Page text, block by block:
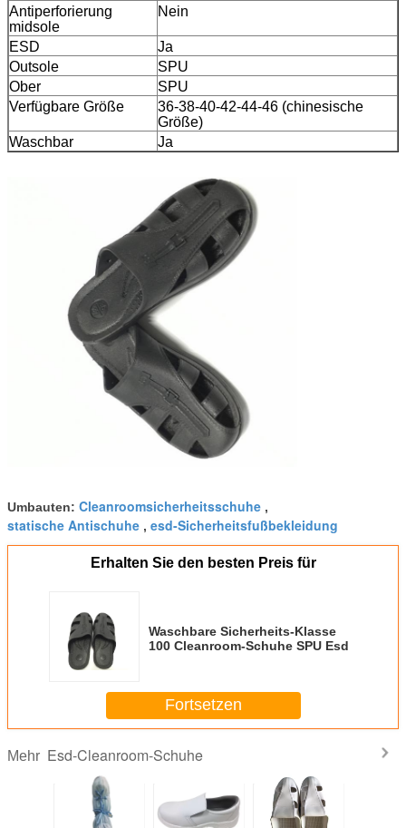
Antiperforierung
midsole
Nein
ESD
Ja
Outsole
SPU
Ober
SPU
Verfügbare Größe
36-38-40-42-44-46 (chinesische
Größe)
Waschbar
Ja
Umbauten: Cleanroomsicherheitsschuhe ,
statische Antischuhe , esd-Sicherheitsfußbekleidung
Erhalten Sie den besten Preis für
Waschbare Sicherheits-Klasse
100 Cleanroom-Schuhe SPU Esd
Fortsetzen
Mehr Esd-Cleanroom-Schuhe